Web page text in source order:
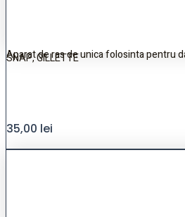
Aparat de ras de unica folosinta pentru
SNAP, GILLETTE
35,00 lei